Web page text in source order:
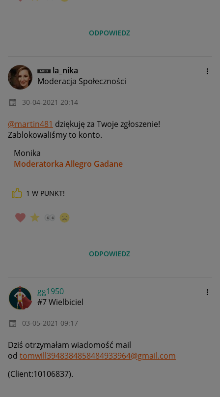
ODPOWIEDZ
la_nika
Moderacja Społeczności
‎30-04-2021 20:14
@martin481 dziękuję za Twoje zgłoszenie!
Zablokowaliśmy to konto.
Monika
Moderatorka Allegro Gadane
1 W PUNKT!
ODPOWIEDZ
gg1950
#7 Wielbiciel
‎03-05-2021 09:17
Dziś otrzymałam wiadomość mail
od tomwill3948384858484933964@gmail.com
(Client:10106837).